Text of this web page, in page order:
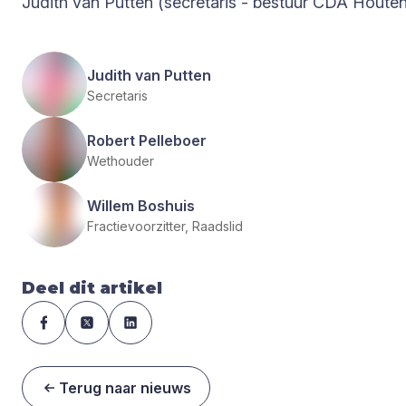
Judith van Putten
Secretaris
Robert Pelleboer
Wethouder
Willem Boshuis
Fractievoorzitter, Raadslid
Deel dit artikel
Terug naar nieuws